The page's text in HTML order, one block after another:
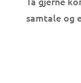
samtale og